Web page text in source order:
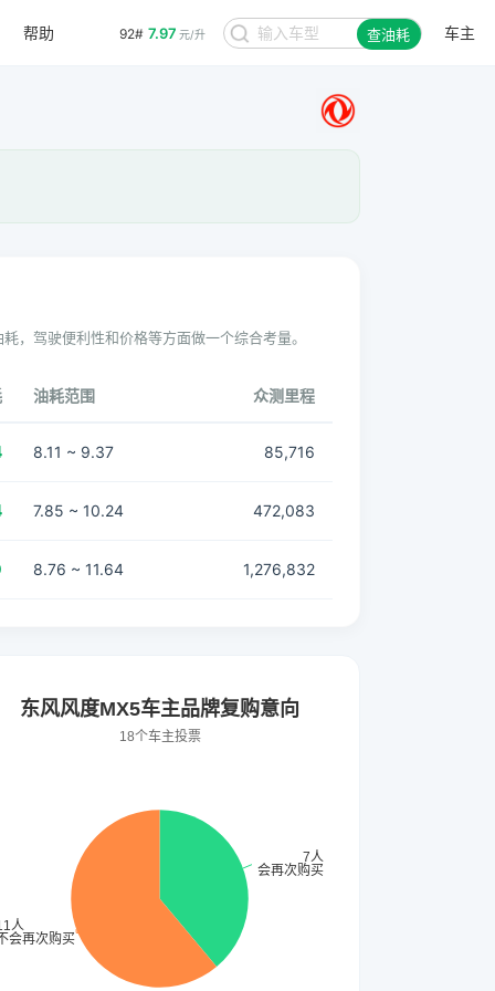
92# 7.97 元/升 查油耗 车主
帮助
，驾驶便利性和价格等方面做一个综合考量。
油耗范围 众测里程
8.11 ~ 9.37 85,716
7.85 ~ 10.24 472,083
8.76 ~ 11.64 1,276,832